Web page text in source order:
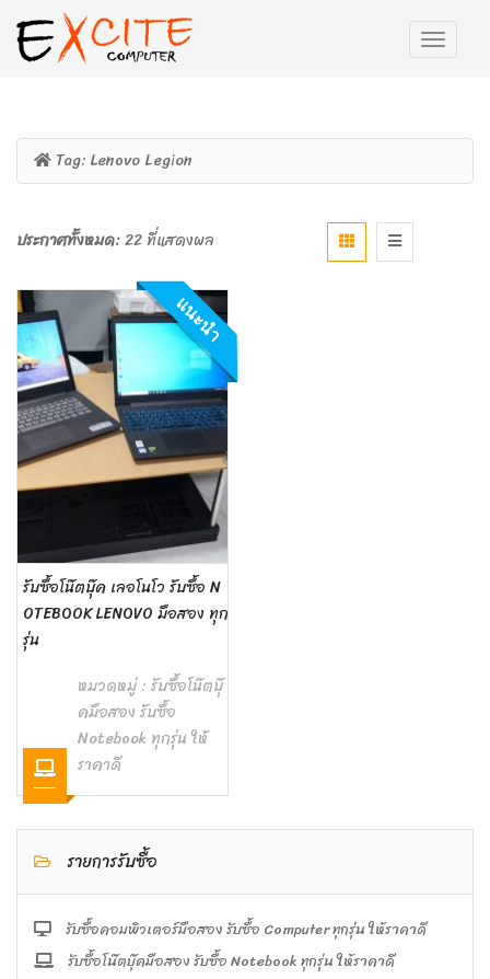
Tag: Lenovo Legion
ประกาศทั้งหมด:22 ที่แสดงผล
แนะนำ
รับซื้อโน๊ตบุ๊ค เลอโนโว รับซื้อ N
OTEBOOK LENOVO มือสอง ทุก
รุ่น
หมวดหมู่ : รับซื้อโน๊ตบุ๊
คมือสอง รับซื้อ
Notebook ทุกรุ่น ให้
ราคาดี
รายการรับซื้อ
รับซื้อคอมพิวเตอร์มือสอง รับซื้อ Computer ทุกรุ่น ให้ราคาดี
รับซื้อโน๊ตบุ๊คมือสอง รับซื้อ Notebook ทุกรุ่น ให้ราคาดี